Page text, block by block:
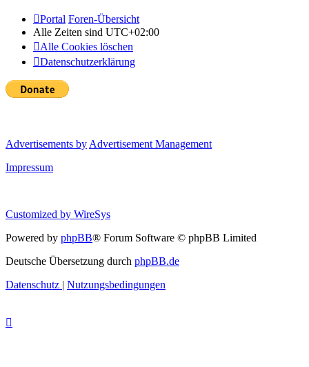
Portal Foren-Übersicht
Alle Zeiten sind UTC+02:00
Alle Cookies löschen
Datenschutzerklärung
Advertisements by Advertisement Management
Impressum
Customized by WireSys
Powered by phpBB® Forum Software © phpBB Limited
Deutsche Übersetzung durch phpBB.de
Datenschutz | Nutzungsbedingungen